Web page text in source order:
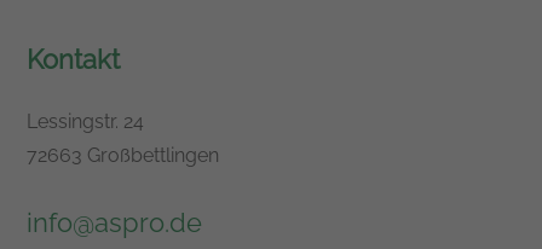
Kontakt
Lessingstr. 24
72663 Großbettlingen
info@aspro.de